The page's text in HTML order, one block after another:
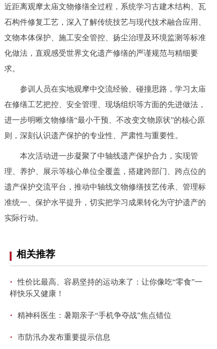
中介服务 阳光政务
政民互动
参与调查 在线访谈 图说互动
北京概况 十六区概览 人文北京
绿色北京 图说北京 视频北京
多语种
DEUTSCH
ESPAÑOL
ITALIANO
近距离观摩太庙文物修缮全过程，系统学习古建木结构、瓦
石构件修复工艺，深入了解传统技艺与现代技术融合应用、
文物本体保护、施工安全管控、扬尘治理及环境监测等标准
化做法，直观感受世界文化遗产修缮的严谨规范与精细要
求。
参训人员在实地观摩中交流经验、碰撞思路，学习太庙
在修缮工艺把控、安全管理、现场组织等方面的先进做法，
进一步明晰文物修缮“最小干预、不改变文物原状”的核心原
则，深刻认识遗产保护的专业性、严肃性与重要性。
本次活动进一步凝聚了中轴线遗产保护合力，实现管
理、养护、展示等核心单位全覆盖，搭建跨部门、跨点位的
遗产保护交流平台，推动中轴线文物修缮技艺传承、管理标
准统一、保护水平提升，切实把学习成果转化为守护遗产的
实际行动。
相关推荐
·
性价比最高、容易坚持的运动来了：让你像吃“零食”一
样快乐又健康！
· 精神科医生：暑期亲子“手机争夺战”焦点错位
· 市防汛办发布重要提示信息